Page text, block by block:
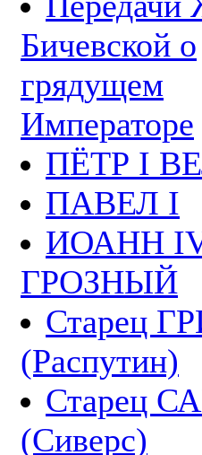
Бичевской о
грядущем
Императоре
ПЁТР I
ПАВЕЛ I
ИОАНН
ГРОЗНЫЙ
Старец
(Распутин)
Старец
(Сиверс)